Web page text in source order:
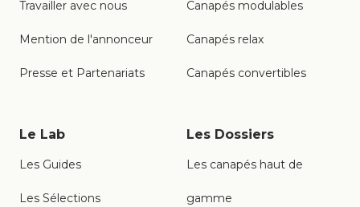
Travailler avec nous
Mention de l'annonceur
Presse et Partenariats
Canapés modulables
Canapés relax
Canapés convertibles
Le Lab
Les Guides
Les Sélections
Les Dossiers
Les canapés haut de
gamme